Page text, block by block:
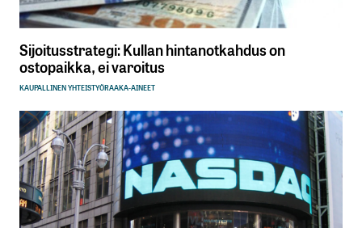
Sijoitusstrategi: Kullan hintanotkahdus on
ostopaikka, ei varoitus
KAUPALLINEN YHTEISTYÖRAAKA-AINEET